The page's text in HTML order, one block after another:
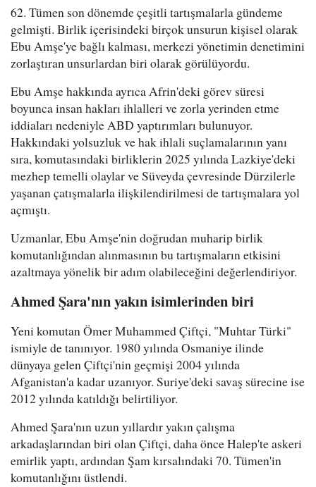
62. Tümen son dönemde çeşitli tartışmalarla gündeme
gelmişti. Birlik içerisindeki birçok unsurun kişisel olarak
Ebu Amşe'ye bağlı kalması, merkezi yönetimin denetimini
zorlaştıran unsurlardan biri olarak görülüyordu.
Ebu Amşe hakkında ayrıca Afrin'deki görev süresi
boyunca insan hakları ihlalleri ve zorla yerinden etme
iddiaları nedeniyle ABD yaptırımları bulunuyor.
Hakkındaki yolsuzluk ve hak ihlali suçlamalarının yanı
sıra, komutasındaki birliklerin 2025 yılında Lazkiye'deki
mezhep temelli olaylar ve Süveyda çevresinde Dürzilerle
yaşanan çatışmalarla ilişkilendirilmesi de tartışmalara yol
açmıştı.
Uzmanlar, Ebu Amşe'nin doğrudan muharip birlik
komutanlığından alınmasının bu tartışmaların etkisini
azaltmaya yönelik bir adım olabileceğini değerlendiriyor.
Ahmed Şara'nın yakın isimlerinden biri
Yeni komutan Ömer Muhammed Çiftçi, "Muhtar Türki"
ismiyle de tanınıyor. 1980 yılında Osmaniye ilinde
dünyaya gelen Çiftçi'nin geçmişi 2004 yılında
Afganistan'a kadar uzanıyor. Suriye'deki savaş sürecine ise
2012 yılında katıldığı belirtiliyor.
Ahmed Şara'nın uzun yıllardır yakın çalışma
arkadaşlarından biri olan Çiftçi, daha önce Halep'te askeri
emirlik yaptı, ardından Şam kırsalındaki 70. Tümen'in
komutanlığını üstlendi.